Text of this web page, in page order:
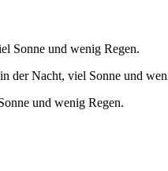
Sonne und wenig Regen.
der Nacht, viel Sonne und
und wenig Regen.